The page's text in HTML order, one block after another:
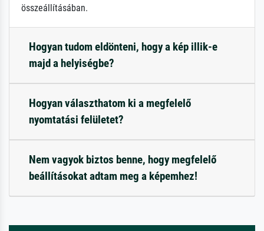
összeállításában.
Hogyan tudom eldönteni, hogy a kép illik-e
majd a helyiségbe?
Hogyan választhatom ki a megfelelő
nyomtatási felületet?
Nem vagyok biztos benne, hogy megfelelő
beállításokat adtam meg a képemhez!